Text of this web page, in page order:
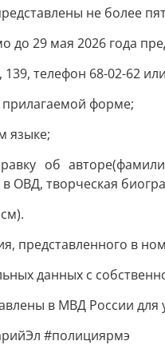
не более
до 29 мая 2026 года
телефон 68-02-62
прилагаемой форме;
языке;
об
ОВД, творческая
представленного в
данных с
в МВД России для
#полициярмэ